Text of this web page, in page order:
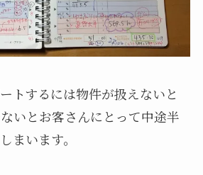
トするには物件が扱えないと
いとお客さんにとって中途半
まいます。